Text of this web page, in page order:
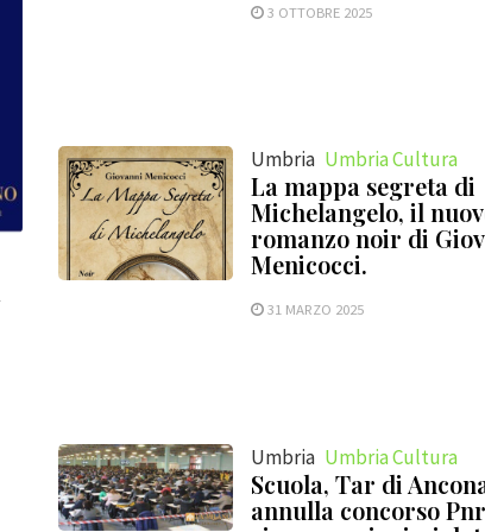
3 OTTOBRE 2025
Umbria Umbria Cultura
La mappa segreta di
Michelangelo, il
romanzo noir di
Menicocci.
31 MARZO 2025
Umbria Umbria Cultura
Scuola, Tar di
annulla concorso